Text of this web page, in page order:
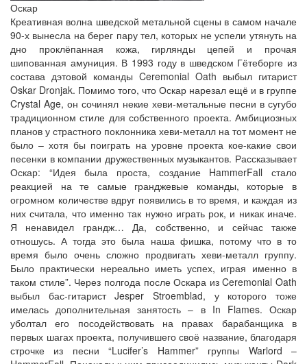
Оскар
Креативная волна шведской метальной сцены в самом начале
90-х вынесла на берег пару тел, которых не успели утянуть на
дно проклёпанная кожа, гирлянды цепей и прочая
шипованная амуниция. В 1993 году в шведском Гётеборге из
состава дэтовой команды Ceremonial Oath выбыл гитарист
Oskar Dronjak. Помимо того, что Оскар нарезал ещё и в группе
Crystal Age, он сочинял некие хеви-метальные песни в сугубо
традиционном стиле для собственного проекта. Амбициозных
планов у страстного поклонника хеви-металл на тот момент не
было – хотя бы поиграть на уровне проекта кое-какие свои
песенки в компании дружественных музыкантов. Рассказывает
Оскар: “Идея была проста, создание HammerFall стало
реакцией на те самые гранджевые команды, которые в
огромном количестве вдруг появились в то время, и каждая из
них считала, что именно так нужно играть рок, и никак иначе.
Я ненавидел грандж… Да, собственно, и сейчас также
отношусь. А тогда это была наша фишка, потому что в то
время было очень сложно продвигать хеви-металл группу.
Было практически нереально иметь успех, играя именно в
таком стиле”. Через полгода после Оскара из Ceremonial Oath
выбыл бас-гитарист Jesper Stroemblad, у которого тоже
имелась дополнительная занятость – в In Flames. Оскар
уболтал его посодействовать на правах барабанщика в
первых шагах проекта, получившего своё название, благодаря
строчке из песни “Lucifer’s Hammer” группы Warlord –